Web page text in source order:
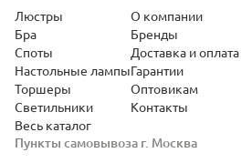
Пункты самовывоза г. Москва
Люстры
Бра
Споты
Настольные лампы
Торшеры
Светильники
Весь каталог
О компании
Бренды
Доставка и оплата
Гарантии
Оптовикам
Контакты